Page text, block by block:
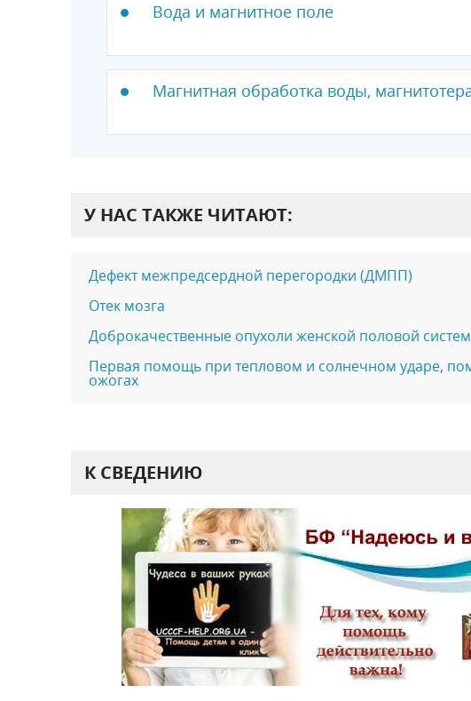
Вода и магнитное поле
Магнитная обработка воды,
У НАС ТАКЖЕ ЧИТАЮТ:
Дефект межпредсердной перегородки (ДМПП)
Отек мозга
Доброкачественные опухоли женской половой
Первая помощь при тепловом и солнечном ударе,
ожогах
К СВЕДЕНИЮ